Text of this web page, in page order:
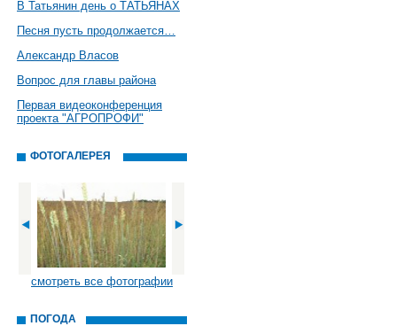
В Татьянин день о ТАТЬЯНАХ
Песня пусть продолжается…
Александр Власов
Вопрос для главы района
Первая видеоконференция
проекта "АГРОПРОФИ"
ФОТОГАЛЕРЕЯ
смотреть все фотографии
ПОГОДА